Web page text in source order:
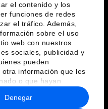
el contenido y los
funciones de redes
el tráfico. Además,
sobre el uso
web con nuestros
sociales, publicidad y
pueden
información que les
o que hayan
del uso que haya
Denegar
normas de uso